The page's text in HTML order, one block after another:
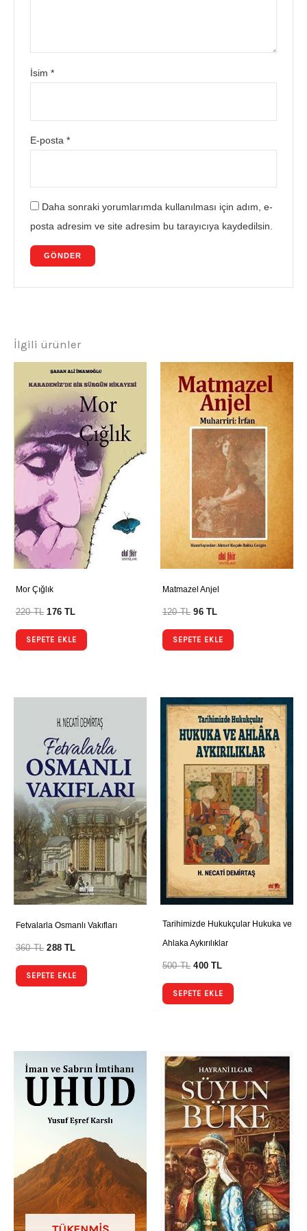
İsim*
E-posta*
Daha sonraki yorumlarımda kullanılması için adım, e-
posta adresim ve site adresim bu tarayıcıya kaydedilsin.
İlgili ürünler
Mor Çığlık
220TL 176TL
SEPETE EKLE
Matmazel Anjel
120TL 96TL
SEPETE EKLE
Fetvalarla Osmanlı Vakıfları
360TL 288TL
SEPETE EKLE
Tarihimizde Hukukçular Hukuka ve
Ahlaka Aykırılıklar
500TL 400TL
SEPETE EKLE